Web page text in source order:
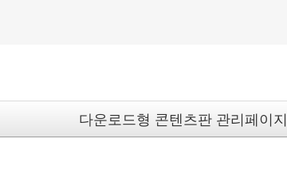
다운로드형 콘텐츠판 관리페이지